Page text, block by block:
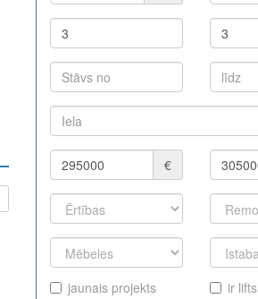
€
jaunais projekts ir lifts